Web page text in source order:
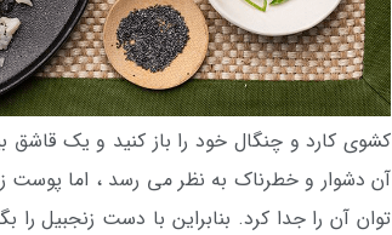
کشوی کارد و چنگال خود را باز کنید و یک قاشق
آن دشوار و خطرناک به نظر می رسد ، اما پوست
توان آن را جدا کرد. بنابراین با دست زنجبیل